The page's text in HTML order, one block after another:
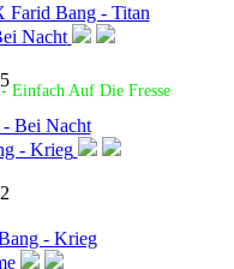
Einfach Auf Die Fresse
Farid Bang - Titan
Bei Nacht
- Krieg